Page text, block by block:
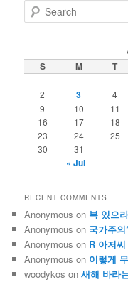
e
c
h
S M T
2
3 4
9
10 11
16
17 18
23
24 25
30
31
« Jul
RECENT COMMENTS
Anonymous on 복 있으
Anonymous on 국가주의
Anonymous on R 아저씨
Anonymous on 이렇게
woodykos on새해 바라